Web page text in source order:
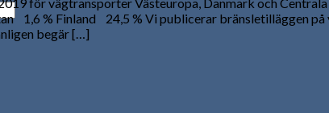
1,6 % Finland 24,5 % Vi publicerar bränsletilläggen
begär […]